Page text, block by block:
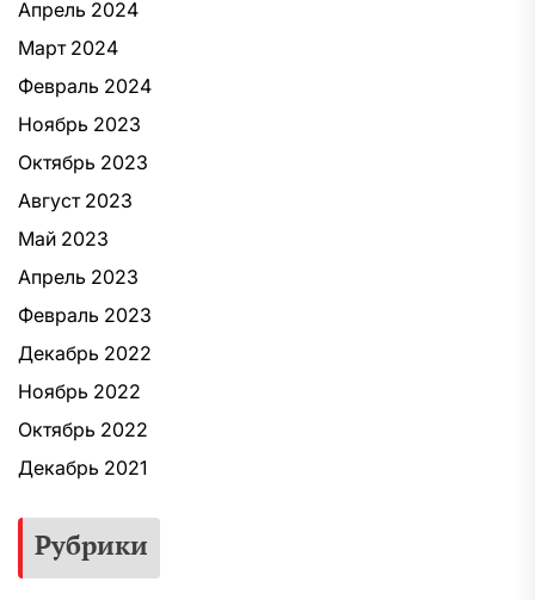
Апрель 2024
Март 2024
Февраль 2024
Ноябрь 2023
Октябрь 2023
Август 2023
Май 2023
Апрель 2023
Февраль 2023
Декабрь 2022
Ноябрь 2022
Октябрь 2022
Декабрь 2021
Рубрики